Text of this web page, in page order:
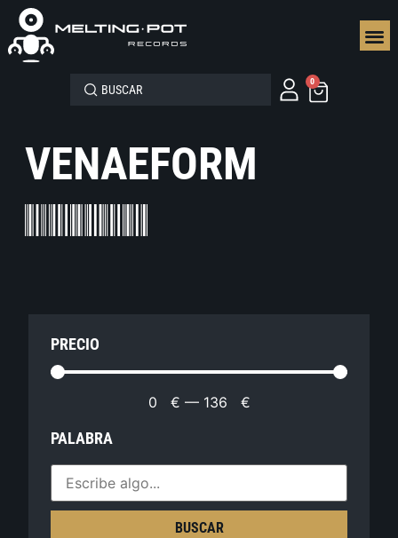
0
VENAEFORM
PRECIO
0 € — 136 €
PALABRA
BUSCAR